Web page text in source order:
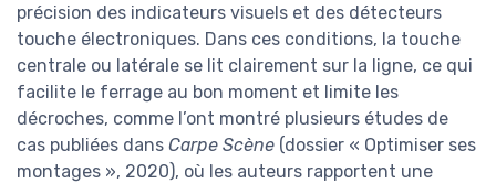
précision des indicateurs visuels et des détecteurs
touche électroniques. Dans ces conditions, la touche
centrale ou latérale se lit clairement sur la ligne, ce qui
facilite le ferrage au bon moment et limite les
décroches, comme l’ont montré plusieurs études de
cas publiées dans Carpe Scène (dossier « Optimiser ses
montages », 2020), où les auteurs rapportent une